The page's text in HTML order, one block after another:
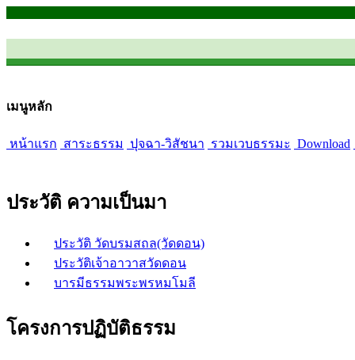
เมนูหลัก
หน้าแรก สาระธรรม ปุจฉา-วิสัชนา รวมเวบธรรมะ Download
ประวัติ ความเป็นมา
ประวัติ วัดบรมสถล(วัดดอน)
ประวัติเจ้าอาวาสวัดดอน
บารมีธรรมพระพรหมโมลี
โครงการปฏิบัติธรรม